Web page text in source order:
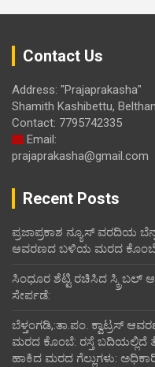
Contact Us
Address: "Prajaprakasha"
Shamith Kashibettu,
Contact: 7795742335
Email:
prajaprakasha@gmail.com
Recent Posts
ಪ್ರಜಾಪ್ರಕಾಶ ನ್ಯೂಸ್ ವರದಿಯ
ಆವರಣದ ಬಳಿಯ ಮರದ
ಸಿಂಧೂರ ಶೆಟ್ಟಿ ರಚಿಸಿದ
ಸೇರ್ಪಡೆ:
ಬೆಳ್ತಂಗಡಿ,:ತಾ.ಪಂ‌. ಕ್ವಾಟ್ರಸ್
ಮರದ ಕೊಂಬೆ: ರಸ್ತೆ ಬದಿಯಲ್ಲಿದೆ
ಹಾಕಿದ ಮರದ ಗೆಲ್ಲುಗಳು: